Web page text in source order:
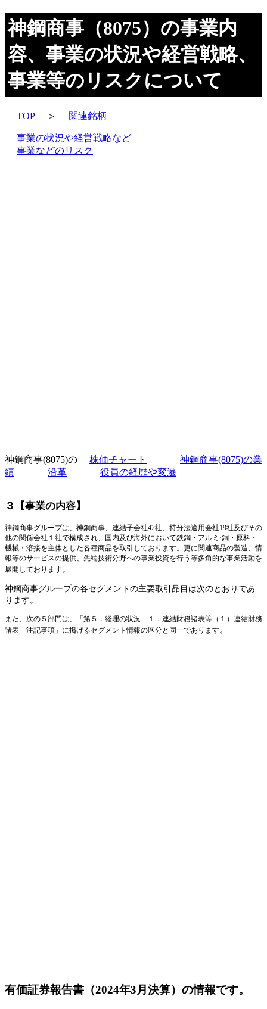
神鋼商事（8075）の事業内
容、事業の状況や経営戦略、
事業等のリスクについて
TOP ＞ 関連銘柄
事業の状況や経営戦略など
事業などのリスク
神鋼商事(8075)の 株価チャート
神鋼商事(8075)の業
績
沿革 役員の経歴や変遷
３【事業の内容】
神鋼商事グループは、神鋼商事、連結子会社42社、持分法適用会社19社及びその
他の関係会社１社で構成され、国内及び海外において鉄鋼・アルミ·銅・原料・
機械・溶接を主体とした各種商品を取引しております。更に関連商品の製造、情
報等のサービスの提供、先端技術分野への事業投資を行う等多角的な事業活動を
展開しております。
神鋼商事グループの各セグメントの主要取引品目は次のとおりであ
ります。
また、次の５部門は、「第５．経理の状況 １．連結財務諸表等（１）連結財務
諸表 注記事項」に掲げるセグメント情報の区分と同一であります。
有価証券報告書（2024年3月決算）の情報です。